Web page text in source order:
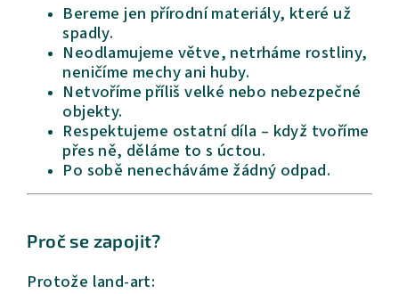
Bereme jen přírodní materiály, které už
spadly.
Neodlamujeme větve, netrháme rostliny,
neničíme mechy ani huby.
Netvoříme příliš velké nebo nebezpečné
objekty.
Respektujeme ostatní díla – když tvoříme
přes ně, děláme to s úctou.
Po sobě nenecháváme žádný odpad.
Proč se zapojit?
Protože land-art: